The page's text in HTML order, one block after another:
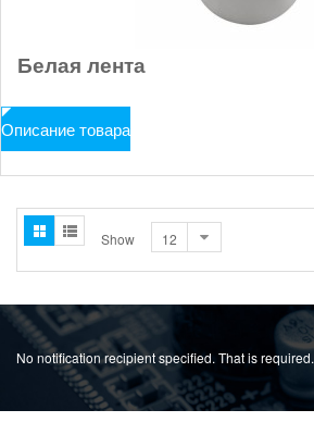
Белая лента
Описание товара
Show
No notification recipient specified. That is required.